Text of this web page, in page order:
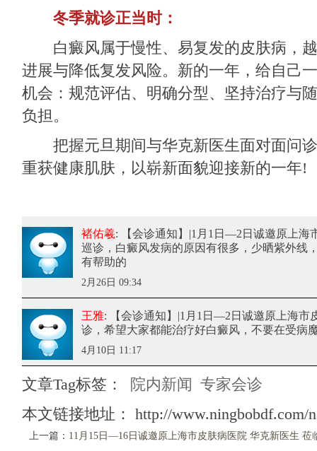
冬季就诊正当时：
白癜风属于慢性、易复发的皮肤病，越
进展与降低复发风险。新的一年，给自己
机会：规范评估、明确分型、坚持治疗与
负担。
把握元旦期间与华克新医生面对面问诊
重获健康肌肤，以崭新面貌迎接新的一年!
褚佑羲: 【会诊通知】|1月1日—2日诚邀原上海
巡诊 ，白癜风发病的原因有很多，少晒紫外线
有帮助的
2月26日 09:34
王雅: 【会诊通知】|1月1日—2日诚邀原上海市
诊 ，希望大家都能治疗好白癜风，不要在受病
4月10日 11:17
文章Tag标签： 院内新闻 专家会诊
本文链接地址： http://www.ningbobdf.com/
上一篇： 11月15日—16日诚邀原上海市皮肤病医院 华克新医生 莅